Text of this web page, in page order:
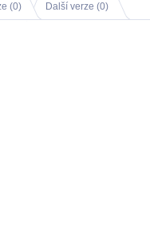
(0) Další verze (0)